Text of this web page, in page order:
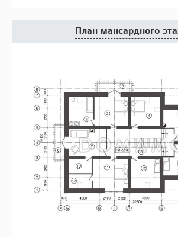
План мансардного